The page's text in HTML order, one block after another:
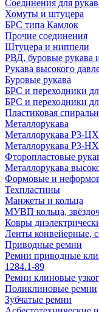
Соединения для
Хомуты и штуцера
БРС типа Камлок
Прочие соединения
Штуцера и ниппели
РВД, буровые рукава
Рукава высокого
Буровые рукава
БРС и переходники
БРС и переходники
Пластиковая
Металлорукава
Металлорукава Р3-ЦХ
Металлорукава Р3-НХ
Фторопластовые
Металлорукава
Формовые и
Техпластины
Манжеты и кольца
МУВП кольца,
Ковры
Ленты конвейерные,
Приводные ремни
Ремни приводные
1284.1-89
Ремни клиновые
Поликлиновые ремни
Зубчатые ремни